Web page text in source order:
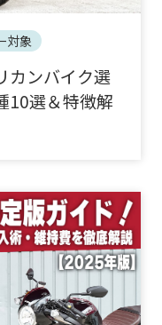
対象
カンバイク選
10選＆特徴解